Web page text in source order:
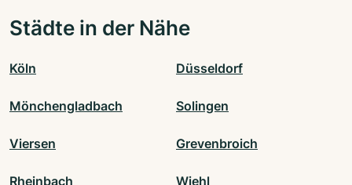
Städte in der Nähe
Köln Düsseldorf
Mönchengladbach Solingen
Viersen Grevenbroich
Rheinbach Wiehl